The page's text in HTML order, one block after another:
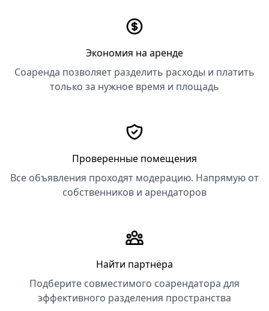
Экономия на аренде
Соаренда позволяет разделить расходы и платить
только за нужное время и площадь
Проверенные помещения
Все объявления проходят модерацию. Напрямую от
собственников и арендаторов
Найти партнёра
Подберите совместимого соарендатора для
эффективного разделения пространства